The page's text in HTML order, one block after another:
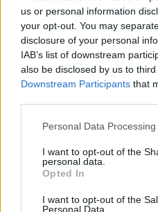
us or personal information
your opt-out. You may
disclosure of your personal
IAB’s list of downstream
also be disclosed by us to
Downstream Participants that
Please note that this website/
not limited to your visit or
grant or deny consent to
use your data for below
consent section.
Personal Data
I want to opt-out of the
personal data.
Opted In
I want to opt-out of the
Personal Data.